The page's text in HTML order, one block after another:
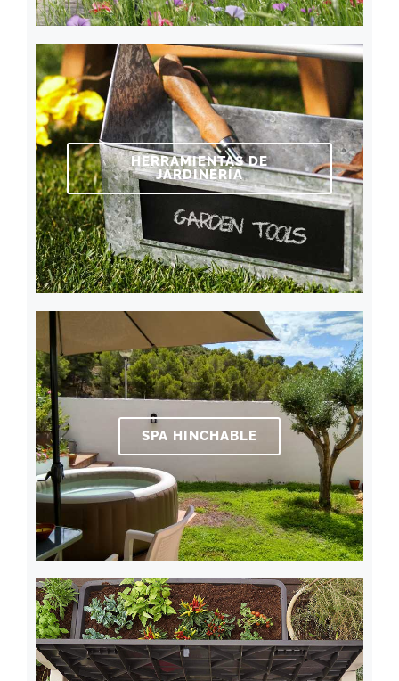
HERRAMIENTAS DE
JARDINERÍA
SPA HINCHABLE